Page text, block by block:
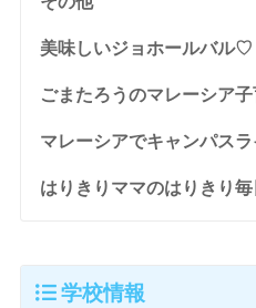
美味しいジョホールバル♡
ごまたろうのマレーシア
マレーシアでキャンパス
はりきりママのはりきり毎
学校情報